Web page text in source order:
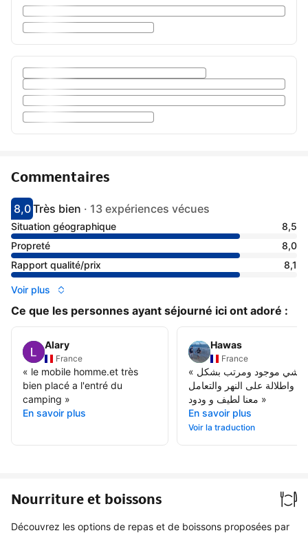
Commentaires
Avec une note de 8
8,0
très bienTrès bien · 13 expériences vécues
Situation géographique
8,5
Propreté
8,0
Rapport qualité/prix
8,1
Voir plus
Ce que les personnes ayant séjourné ici ont adoré :
Alary
France
« le mobile homme.et très
bien placé a l'entré du
camping »
En savoir plus
Hawas
France
« شي موجود ومرتب بشكل
واطلالة على النهر والتعامل
معنا لطيف و ودود »
En savoir plus
Voir la traduction
Nourriture et boissons
Découvrez les options de repas et de boissons proposées par